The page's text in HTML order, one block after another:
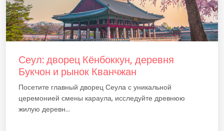
Сеул: дворец Кёнбоккун, деревня
Букчон и рынок Кванчжан
Посетите главный дворец Сеула с уникальной
церемонией смены караула, исследуйте древнюю
жилую деревн...